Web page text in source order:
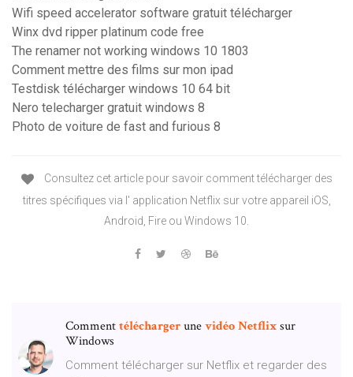
Wifi speed accelerator software gratuit télécharger
Winx dvd ripper platinum code free
The renamer not working windows 10 1803
Comment mettre des films sur mon ipad
Testdisk télécharger windows 10 64 bit
Nero telecharger gratuit windows 8
Photo de voiture de fast and furious 8
Consultez cet article pour savoir comment télécharger des
titres spécifiques via l' application Netflix sur votre appareil iOS,
Android, Fire ou Windows 10.
CommenttéléchargerunevidéoNetflixsur
Windows
Comment télécharger sur Netflix et regarder des